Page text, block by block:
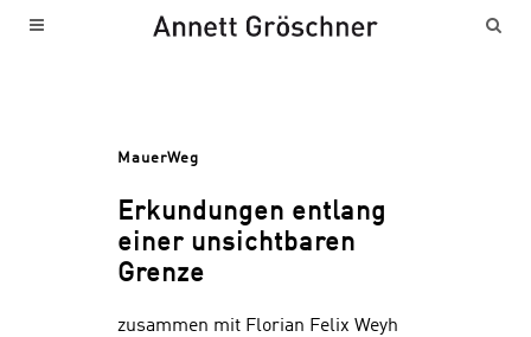
MauerWeg
Erkundungen entlang
einer unsichtbaren
Grenze
zusammen mit Florian Felix Weyh